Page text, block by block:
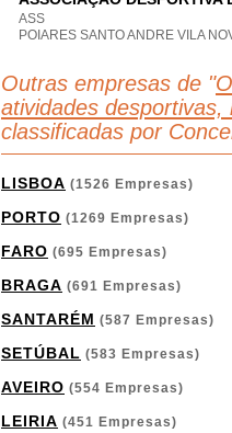
ASS
POIARES SANTO ANDRE VILA
Outras empresas de "
atividades desportivas,
classificadas por
LISBOA (1526 Empresas)
PORTO (1269 Empresas)
FARO (695 Empresas)
BRAGA (691 Empresas)
SANTARÉM (587 Empresas)
SETÚBAL (583 Empresas)
AVEIRO (554 Empresas)
LEIRIA (451 Empresas)